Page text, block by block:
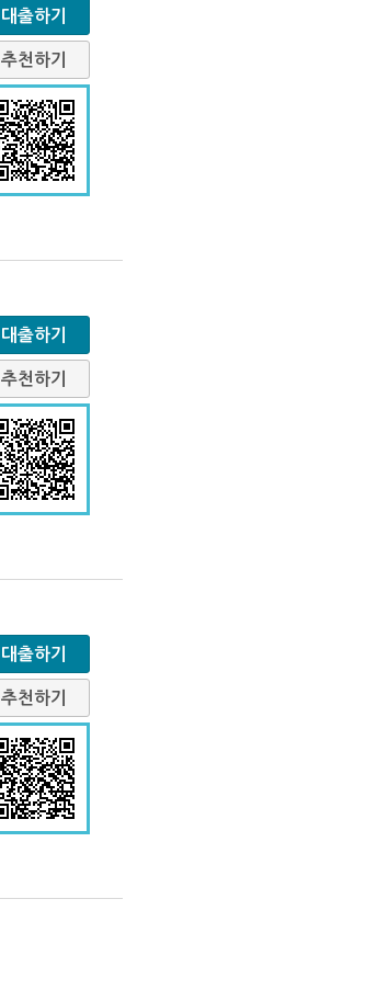
대출하기
추천하기
대출하기
추천하기
대출하기
추천하기